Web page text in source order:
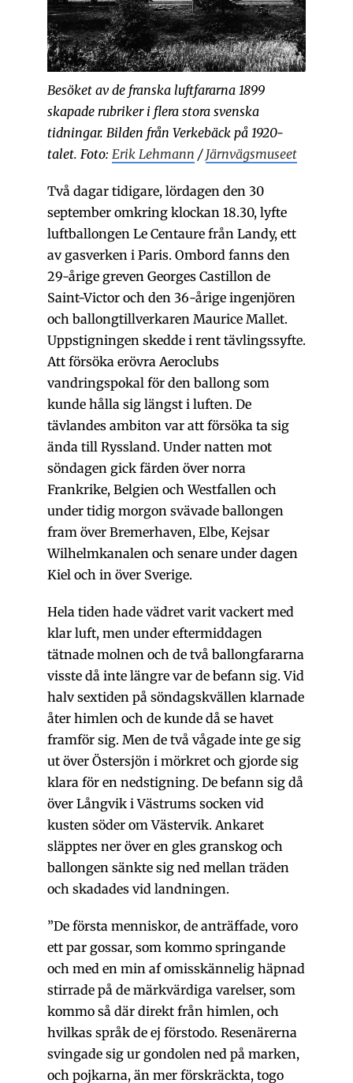
Besöket av de franska luftfararna 1899
skapade rubriker i flera stora svenska
tidningar. Bilden från Verkebäck på 1920-
talet. Foto: Erik Lehmann / Järnvägsmuseet
Två dagar tidigare, lördagen den 30
september omkring klockan 18.30, lyfte
luftballongen Le Centaure från Landy, ett
av gasverken i Paris. Ombord fanns den
29-årige greven Georges Castillon de
Saint-Victor och den 36-årige ingenjören
och ballongtillverkaren Maurice Mallet.
Uppstigningen skedde i rent tävlingssyfte.
Att försöka erövra Aeroclubs
vandringspokal för den ballong som
kunde hålla sig längst i luften. De
tävlandes ambiton var att försöka ta sig
ända till Ryssland. Under natten mot
söndagen gick färden över norra
Frankrike, Belgien och Westfallen och
under tidig morgon svävade ballongen
fram över Bremerhaven, Elbe, Kejsar
Wilhelmkanalen och senare under dagen
Kiel och in över Sverige.
Hela tiden hade vädret varit vackert med
klar luft, men under eftermiddagen
tätnade molnen och de två ballongfararna
visste då inte längre var de befann sig. Vid
halv sextiden på söndagskvällen klarnade
åter himlen och de kunde då se havet
framför sig. Men de två vågade inte ge sig
ut över Östersjön i mörkret och gjorde sig
klara för en nedstigning. De befann sig då
över Långvik i Västrums socken vid
kusten söder om Västervik. Ankaret
släpptes ner över en gles granskog och
ballongen sänkte sig ned mellan träden
och skadades vid landningen.
”De första menniskor, de anträffade, voro
ett par gossar, som kommo springande
och med en min af omisskännelig häpnad
stirrade på de märkvärdiga varelser, som
kommo så där direkt från himlen, och
hvilkas språk de ej förstodo. Resenärerna
svingade sig ur gondolen ned på marken,
och pojkarna, än mer förskräckta, togo